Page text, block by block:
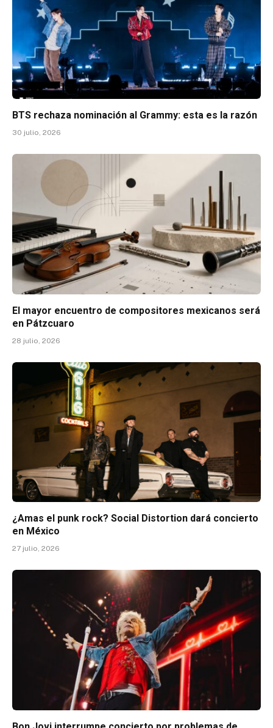
BTS rechaza nominación al Grammy: esta es la razón
30 julio, 2026
El mayor encuentro de compositores mexicanos será
en Pátzcuaro
28 julio, 2026
¿Amas el punk rock? Social Distortion dará concierto
en México
27 julio, 2026